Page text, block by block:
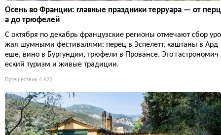
Осень во Франции: главные праздники терруара — от перц
а до трюфелей
С октября по декабрь французские регионы отмечают сбор уро
жая шумными фестивалями: перец в Эспелетт, каштаны в Ард
еше, вино в Бургундии, трюфели в Провансе. Это гастрономич
еский туризм и живые традиции.
Путешествия 4 622